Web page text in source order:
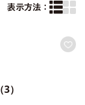
表示方法：
（3）